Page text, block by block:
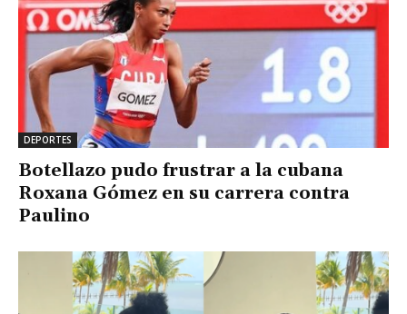
DEPORTES
Botellazo pudo frustrar a la cubana
Roxana Gómez en su carrera contra
Paulino